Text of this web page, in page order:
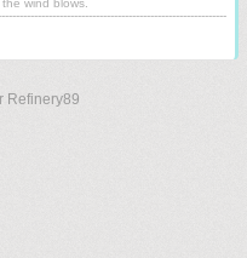
wind blows.
Refinery89